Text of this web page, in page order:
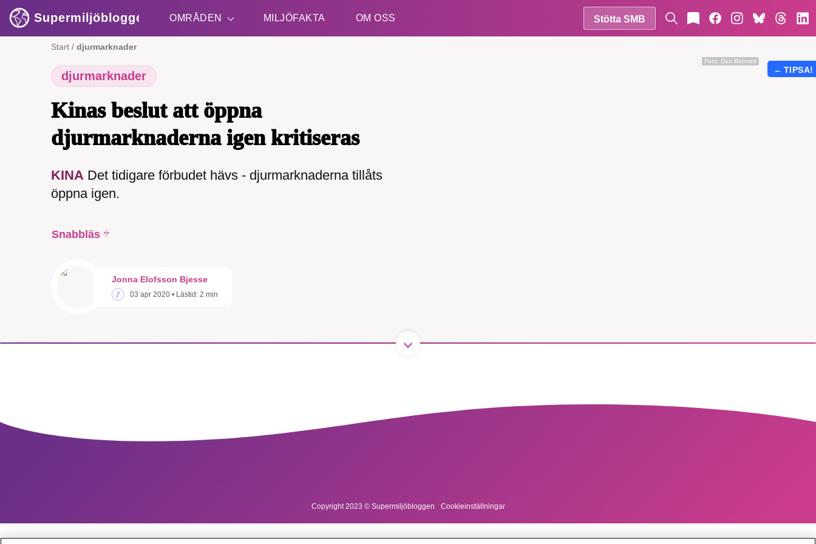
Supermiljöbloggen OMRÅDEN MILJÖFAKTA OM OSS Stötta SMB
Shift + S
Start / djurmarknader
djurmarknader
Kinas beslut att öppna
djurmarknaderna igen kritiseras
KINA Det tidigare förbudet hävs - djurmarknaderna tillåts
öppna igen.
Snabbläs
Jonna Elofsson Bjesse
03 apr 2020 • Lästid: 2 min
Foto: Dan Bennett
← TIPSA!
Copyright 2023 © Supermiljöbloggen Cookieinställningar
SMB kämpar för en hållbar framtid. Sedan starten 2010 har vår
Stötta vårt arbete genom att swisha en slant till